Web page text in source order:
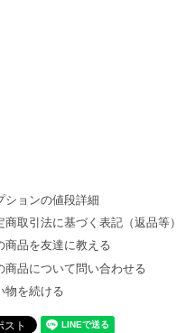
ションの値段詳細
商取引法に基づく表記（返品等）
商品を友達に教える
商品について問い合わせる
物を続ける